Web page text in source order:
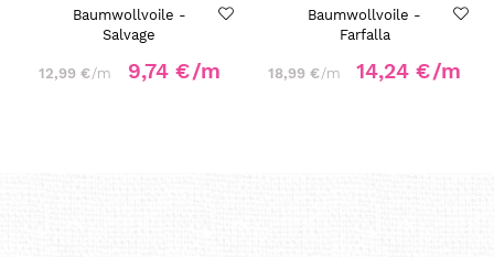
Baumwollvoile -
Salvage
12,99 €/m 9,74 €/m
Baumwollvoile -
Farfalla
18,99 €/m 14,24 €/m